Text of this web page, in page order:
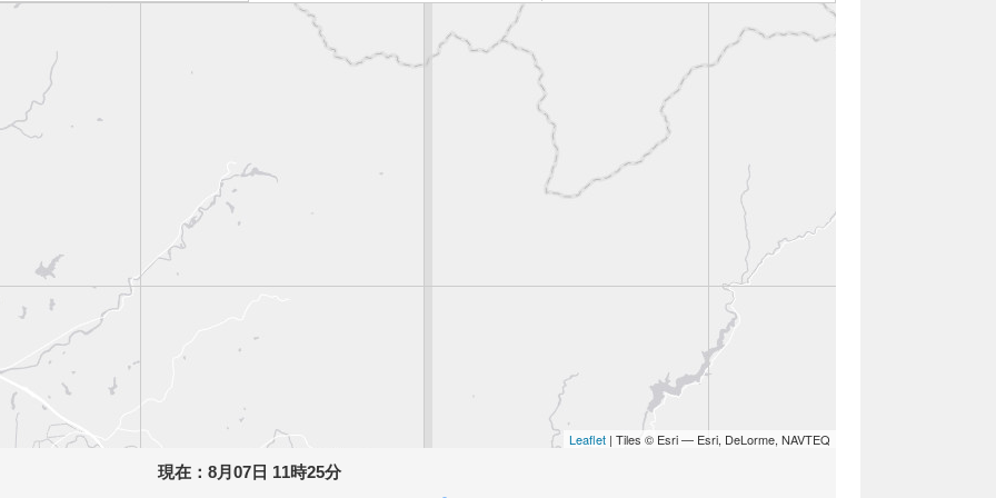
Leaflet | Tiles © Esri — Esri, DeLorme, NAVTEQ
現在： 8月07日 11時25分